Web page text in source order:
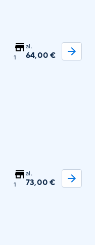
1
al.
64,00 €
1
al.
73,00 €